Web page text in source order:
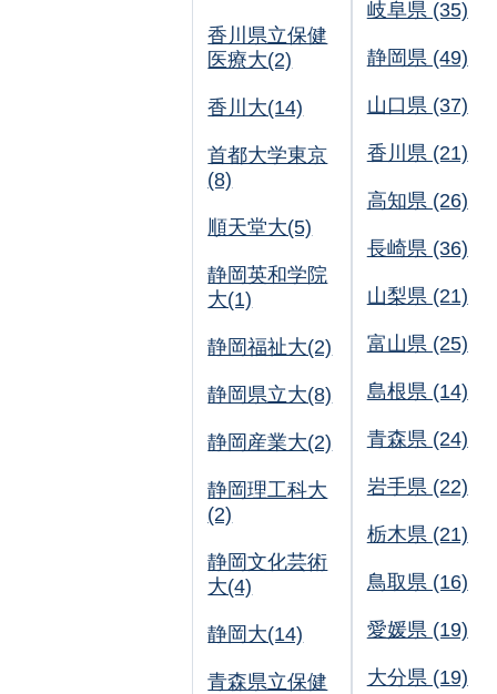
香川県立保健
医療大(2)
香川大(14)
首都大学東京
(8)
順天堂大(5)
静岡英和学院
大(1)
静岡福祉大(2)
静岡県立大(8)
静岡産業大(2)
静岡理工科大
(2)
静岡文化芸術
大(4)
静岡大(14)
青森県立保健
岐阜県 (35)
静岡県 (49)
山口県 (37)
香川県 (21)
高知県 (26)
長崎県 (36)
山梨県 (21)
富山県 (25)
島根県 (14)
青森県 (24)
岩手県 (22)
栃木県 (21)
鳥取県 (16)
愛媛県 (19)
大分県 (19)